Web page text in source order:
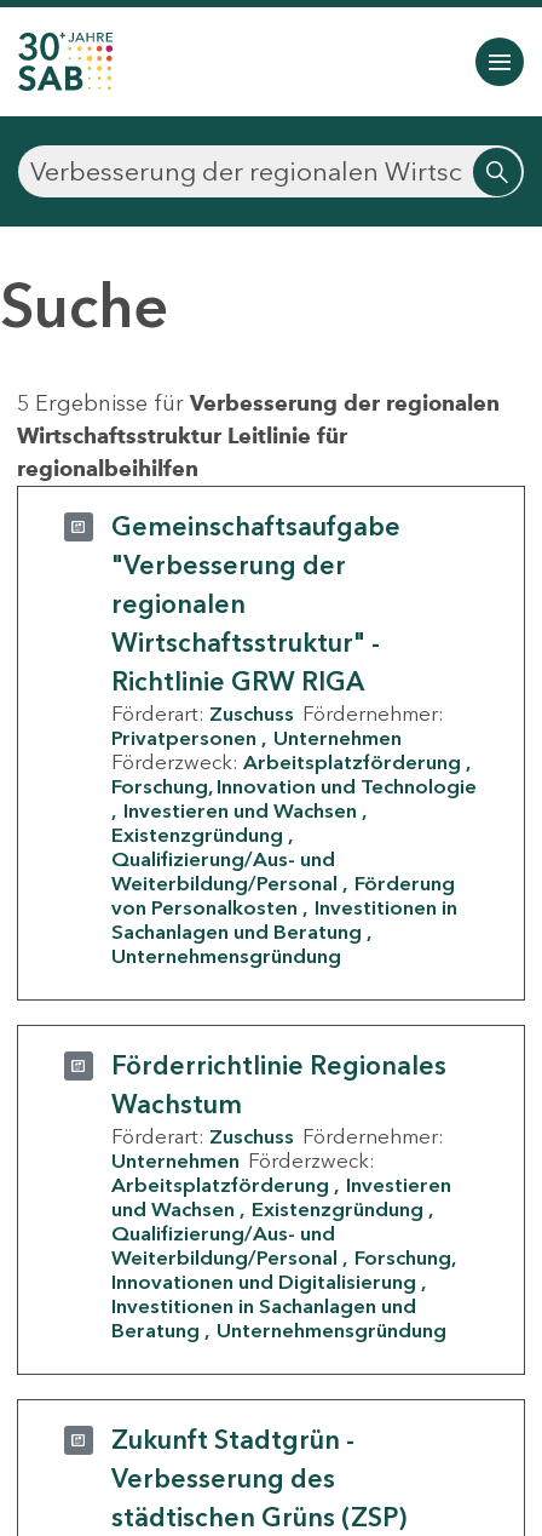
Suche
5 Ergebnisse für Verbesserung der regionalen
Wirtschaftsstruktur Leitlinie für
regionalbeihilfen
Gemeinschaftsaufgabe
"Verbesserung der
regionalen
Wirtschaftsstruktur" -
Richtlinie GRW RIGA
Förderart: Zuschuss Fördernehmer:
Privatpersonen
Unternehmen
Förderzweck: Arbeitsplatzförderung
Forschung, Innovation und Technologie
Investieren und Wachsen
Existenzgründung
Qualifizierung/Aus- und
Weiterbildung/Personal
Förderung
von Personalkosten
Investitionen in
Sachanlagen und Beratung
Unternehmensgründung
Förderrichtlinie Regionales
Wachstum
Förderart: Zuschuss Fördernehmer:
Unternehmen Förderzweck:
Arbeitsplatzförderung
Investieren
und Wachsen
Existenzgründung
Qualifizierung/Aus- und
Weiterbildung/Personal
Forschung,
Innovationen und Digitalisierung
Investitionen in Sachanlagen und
Beratung
Unternehmensgründung
Zukunft Stadtgrün -
Verbesserung des
städtischen Grüns (ZSP)